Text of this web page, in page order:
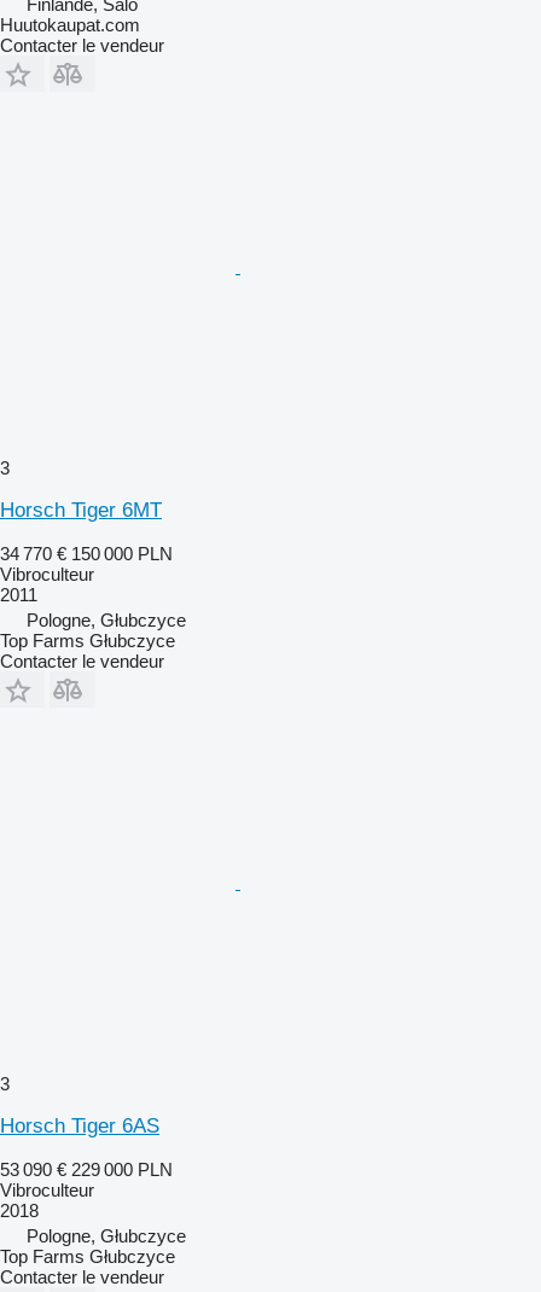
Huutokaupat.com
Contacter le vendeur
3
Horsch Tiger 6MT
34 770 € 150 000 PLN
Vibroculteur
2011
Pologne, Głubczyce
Top Farms Głubczyce
Contacter le vendeur
3
Horsch Tiger 6AS
53 090 € 229 000 PLN
Vibroculteur
2018
Pologne, Głubczyce
Top Farms Głubczyce
Contacter le vendeur